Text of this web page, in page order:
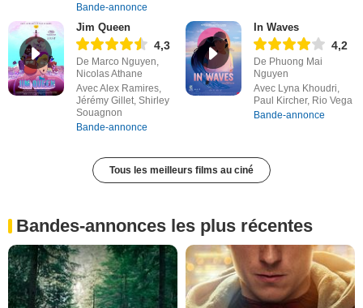
Bande-annonce
Jim Queen
4,3
De Marco Nguyen,
Nicolas Athane
Avec Alex Ramires,
Jérémy Gillet, Shirley
Souagnon
Bande-annonce
In Waves
4,2
De Phuong Mai
Nguyen
Avec Lyna Khoudri,
Paul Kircher, Rio Vega
Bande-annonce
Tous les meilleurs films au ciné
Bandes-annonces les plus récentes